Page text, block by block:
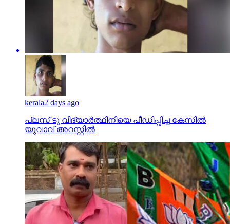
kerala2 days ago
പ്ലസ് ടു വിദ്യാര്‍ത്ഥിനിയെ പീഡിപ്പിച്ച കേസില്‍
യുവാവ് അറസ്റ്റില്‍